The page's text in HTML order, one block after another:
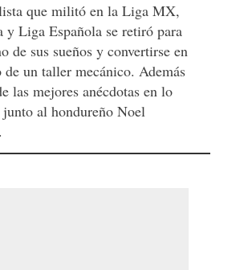
que militó en la Liga MX,
y Liga Española se retiró para
de sus sueños y convertirse en
un taller mecánico. Además
las mejores anécdotas en lo
al hondureño Noel